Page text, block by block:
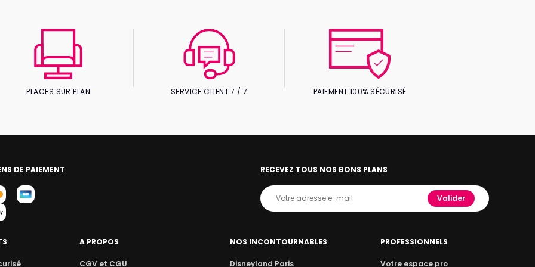
PLACES SUR PLAN SERVICE CLIENT 7 / 7 PAIEMENT 100% SÉCURISÉ
DE PAIEMENT RECEVEZ TOUS NOS BONS PLANS
Valider
A PROPOS
CGV et CGU
NOS INCONTOURNABLES
Disneyland Paris
PROFESSIONNELS
Votre espace pro